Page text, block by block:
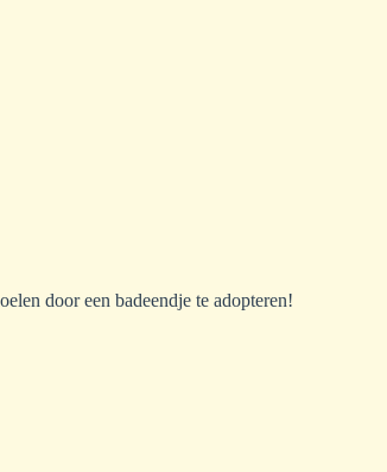
door een badeendje te adopteren!